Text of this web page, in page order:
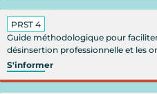
PRST 4
Guide méthodologique pour
désinsertion professionnelle et les
S'informer